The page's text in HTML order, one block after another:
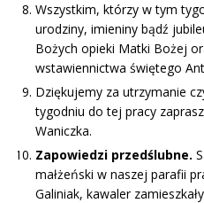
Wszystkim, którzy w tym
urodziny, imieniny bądź
Bożych opieki Matki Bożej
wstawiennictwa świętego
Dziękujemy za utrzymanie
tygodniu do tej pracy
Waniczka.
Zapowiedzi przedślubne.
małżeński w naszej parafii
Galiniak, kawaler